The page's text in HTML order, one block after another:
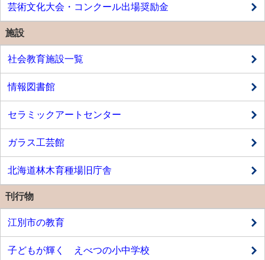
芸術文化大会・コンクール出場奨励金
施設
社会教育施設一覧
情報図書館
セラミックアートセンター
ガラス工芸館
北海道林木育種場旧庁舎
刊行物
江別市の教育
子どもが輝く えべつの小中学校